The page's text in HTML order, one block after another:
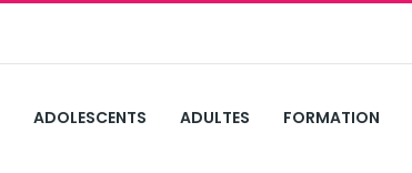
ADOLESCENTS ADULTES FORMATION